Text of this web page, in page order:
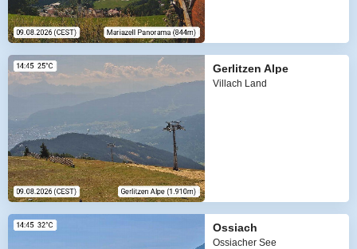
Gerlitzen Alpe
Villach Land
Ossiach
Ossiacher See